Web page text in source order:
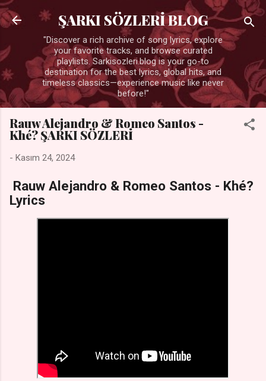
Ana içeriğe atla
ŞARKI SÖZLERİ BLOG
"Discover a rich archive of song lyrics, explore
your favorite tracks, and browse curated
playlists. Sarkisozleri.blog is your go-to
destination for the best lyrics, global hits, and
timeless classics—experience music like never
before!"
Rauw Alejandro & Romeo Santos -
Khé? ŞARKI SÖZLERİ
- Kasım 24, 2024
Rauw Alejandro & Romeo Santos - Khé?
Lyrics